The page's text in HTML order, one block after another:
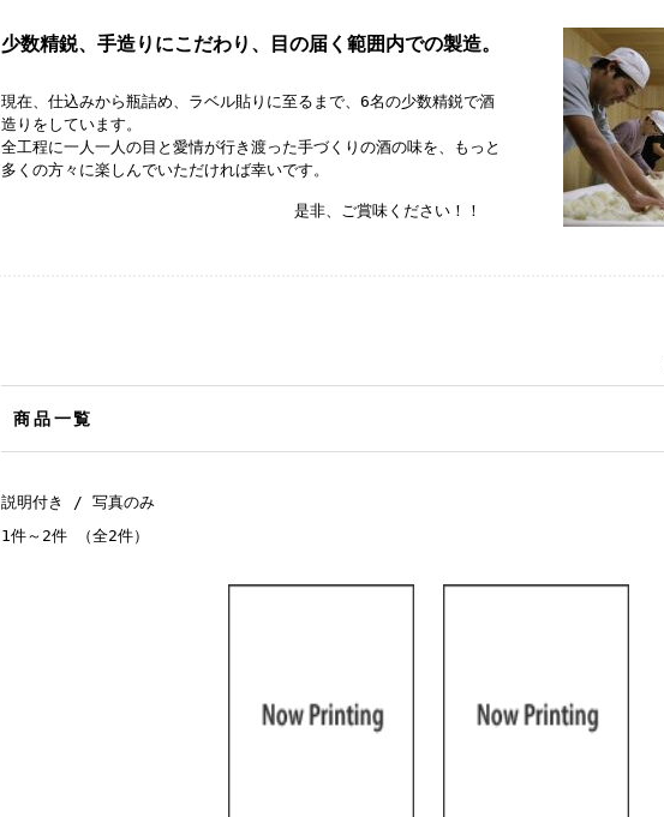
少数精鋭、手造りにこだわり、目の届く範囲内での製造。
現在、仕込みから瓶詰め、ラベル貼りに至るまで、6名の少数精鋭で酒
造りをしています。
全工程に一人一人の目と愛情が行き渡った手づくりの酒の味を、もっと
多くの方々に楽しんでいただければ幸いです。
是非、ご賞味ください！！
商品一覧
説明付き
/ 写真のみ
1件～2件 （全2件）